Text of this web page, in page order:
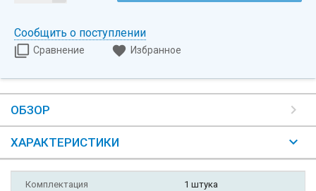
Сообщить о поступлении
Сравнение Избранное
ОБЗОР
ХАРАКТЕРИСТИКИ
Комплектация 1 штука